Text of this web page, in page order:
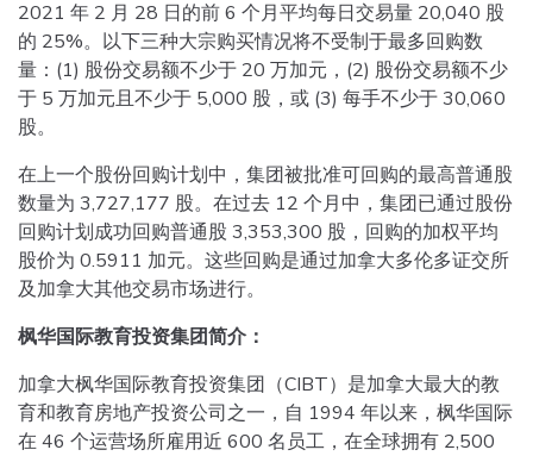
2021 年 2 月 28 日的前 6 个月平均每日交易量 20,040 股
的 25%。以下三种大宗购买情况将不受制于最多回购数
量：(1) 股份交易额不少于 20 万加元，(2) 股份交易额不少
于 5 万加元且不少于 5,000 股，或 (3) 每手不少于 30,060
股。
在上一个股份回购计划中，集团被批准可回购的最高普通股
数量为 3,727,177 股。在过去 12 个月中，集团已通过股份
回购计划成功回购普通股 3,353,300 股，回购的加权平均
股价为 0.5911 加元。这些回购是通过加拿大多伦多证交所
及加拿大其他交易市场进行。
枫华国际教育投资集团简介：
加拿大枫华国际教育投资集团（CIBT）是加拿大最大的教
育和教育房地产投资公司之一，自 1994 年以来，枫华国际
在 46 个运营场所雇用近 600 名员工，在全球拥有 2,500